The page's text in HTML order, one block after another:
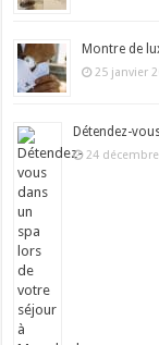
Montre de
25 janvier
Détendez-
24